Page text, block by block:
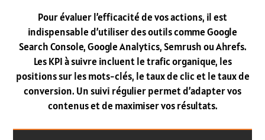
Pour évaluer l’efficacité de vos actions, il est
indispensable d’utiliser des outils comme Google
Search Console, Google Analytics, Semrush ou Ahrefs.
Les KPI à suivre incluent le trafic organique, les
positions sur les mots-clés, le taux de clic et le taux de
conversion. Un suivi régulier permet d’adapter vos
contenus et de maximiser vos résultats.